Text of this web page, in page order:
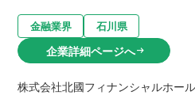
金融業界 石川県
企業詳細ページへarrow_right_alt
株式会社北國フィナンシャルホー